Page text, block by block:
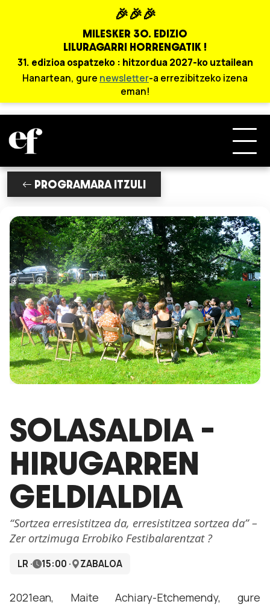
🎉🎉🎉
MILESKER 30. EDIZIO
LILURAGARRI HORRENGATIK !
31. edizioa ospatzeko : hitzordua 2027-ko uztailean
Hanartean, gure newsletter-a errezibitzeko izena
eman!
PROGRAMARA ITZULI
SOLASALDIA –
HIRUGARREN
GELDIALDIA
“Sortzea erresistitzea da, erresistitzea sortzea da” –
Zer ortzimuga Errobiko Festibalarentzat ?
LR · 15:00 · ZABALOA
2021ean, Maite Achiary-Etchemendy, gure